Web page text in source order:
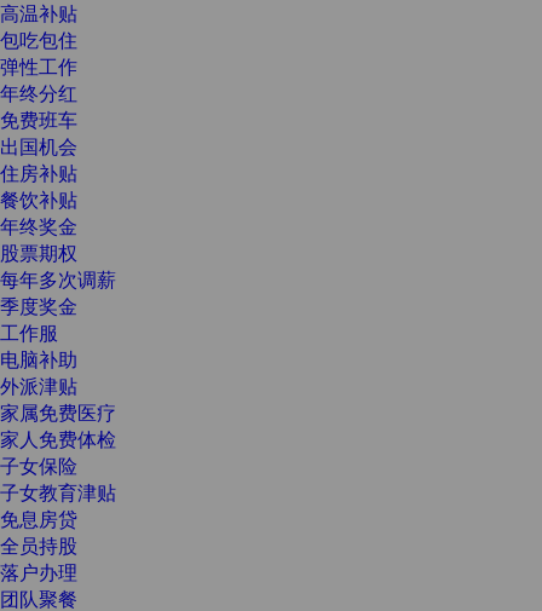
高温补贴
包吃包住
弹性工作
年终分红
免费班车
出国机会
住房补贴
餐饮补贴
年终奖金
股票期权
每年多次调薪
季度奖金
工作服
电脑补助
外派津贴
家属免费医疗
家人免费体检
子女保险
子女教育津贴
免息房贷
全员持股
落户办理
团队聚餐